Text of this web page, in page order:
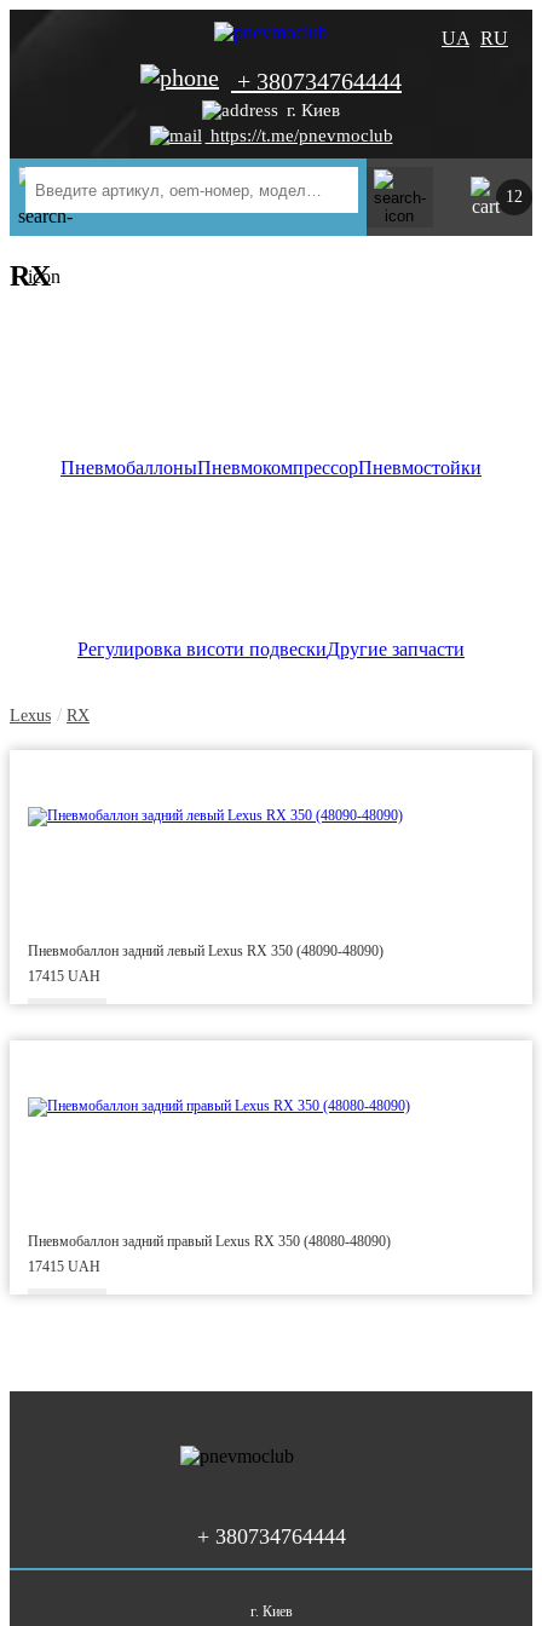
UA RU
+ 380734764444
г. Киев
https://t.me/pnevmoclub
12
RX
ПневмобаллоныПневмокомпрессорПневмостойки
Регулировка висоти подвескиДругие запчасти
Lexus / RX
Пневмобаллон задний левый Lexus RX 350 (48090-48090)
17415 UAH
Пневмобаллон задний правый Lexus RX 350 (48080-48090)
17415 UAH
+ 380734764444
г. Киев